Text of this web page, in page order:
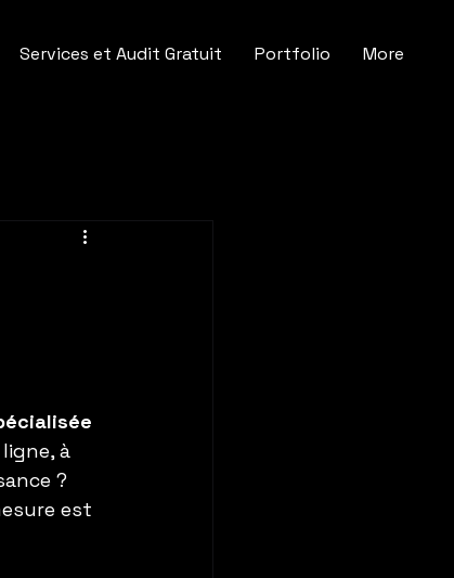
Services et Audit Gratuit Portfolio More
à
?
est